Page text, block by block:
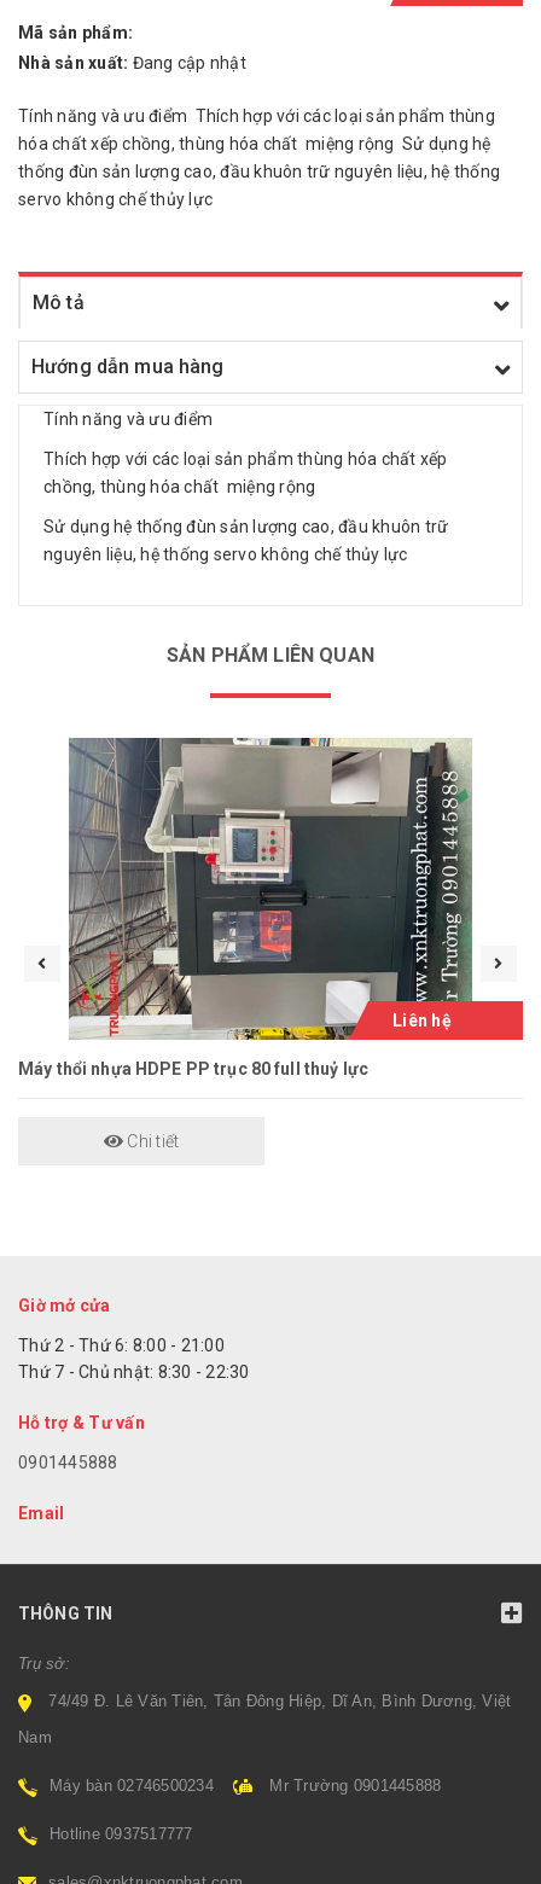
Mã sản phẩm:
Nhà sản xuất: Đang cập nhật
Tính năng và ưu điểm Thích hợp với các loại sản phẩm thùng
hóa chất xếp chồng, thùng hóa chất miệng rộng Sử dụng hệ
thống đùn sản lượng cao, đầu khuôn trữ nguyên liệu, hệ thống
servo không chế thủy lực
Mô tả
Hướng dẫn mua hàng
Tính năng và ưu điểm
Thích hợp với các loại sản phẩm thùng hóa chất xếp
chồng, thùng hóa chất miệng rộng
Sử dụng hệ thống đùn sản lượng cao, đầu khuôn trữ
nguyên liệu, hệ thống servo không chế thủy lực
SẢN PHẨM LIÊN QUAN
Liên hệ
Máy thổi nhựa HDPE PP trục 80 full thuỷ lực
Chi tiết
Giờ mở cửa
Thứ 2 - Thứ 6: 8:00 - 21:00
Thứ 7 - Chủ nhật: 8:30 - 22:30
Hỗ trợ & Tư vấn
0901445888
Email
THÔNG TIN
Trụ sở:
74/49 Đ. Lê Văn Tiên, Tân Đông Hiệp, Dĩ An, Bình Dương, Việt
Nam
Máy bàn 02746500234 Mr Trường 0901445888
Hotline 0937517777